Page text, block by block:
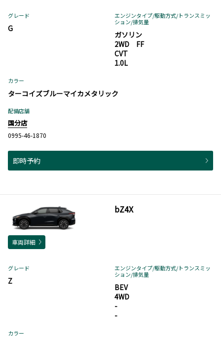
グレード
G
エンジンタイプ/駆動方式/トランスミッ
ション/排気量
ガソリン
2WD FF
CVT
1.0L
カラー
ターコイズブルーマイカメタリック
配備店舗
国分店
0995-46-1870
即時予約
bZ4X
車両詳細
グレード
Z
エンジンタイプ/駆動方式/トランスミッ
ション/排気量
BEV
4WD
-
-
カラー